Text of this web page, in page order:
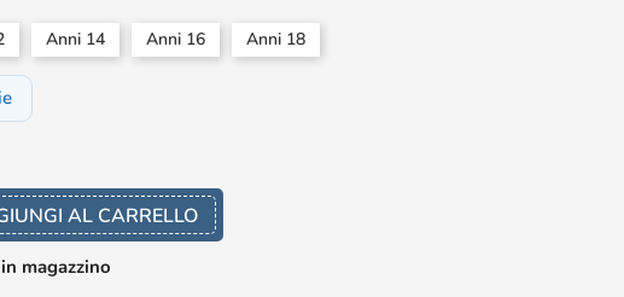
Anni 14 Anni 16 Anni 18
AL CARRELLO
magazzino